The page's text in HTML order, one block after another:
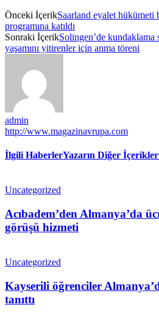
Önceki İçerikSaarland eyalet
programına katıldı
Sonraki İçerikSolingen’de kundaklama
yaşamını yitirenler için anma töreni
admin
http://www.magazinavrupa.com
İlgili HaberlerYazarın Diğer
Uncategorized
Acıbadem’den Almanya’da
görüşü hizmeti
Uncategorized
Kayserili öğrenciler
tanıttı